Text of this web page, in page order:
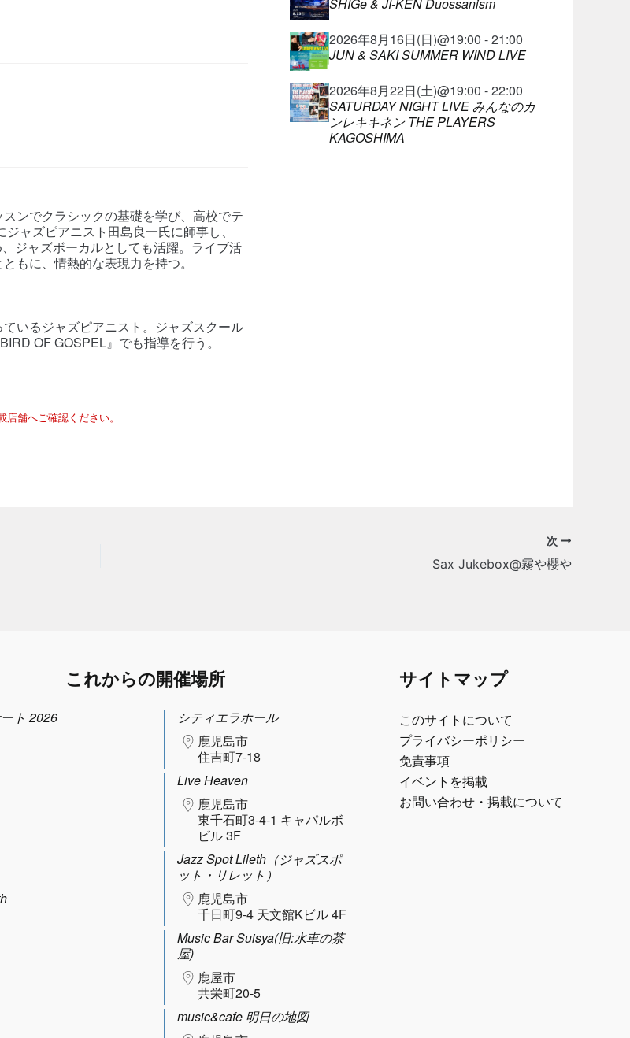
ンでクラシックの基礎を学び、高校でテ
ャズピアニスト田島良一氏に師事し、
ジャズボーカルとしても活躍。ライブ活
もに、情熱的な表現力を持つ。
いるジャズピアニスト。ジャズスクール
OF GOSPEL』でも指導を行う。
舗へご確認ください。
2026年8月16日(日)@19:00 - 21:00
JUN & SAKI SUMMER WIND LIVE
2026年8月22日(土)@19:00 - 22:00
SATURDAY NIGHT LIVE みんなのカ
ンレキキネン THE PLAYERS
KAGOSHIMA
次
Sax Jukebox@霧や櫻や
ト 2026
これからの開催場所
シティエラホール
鹿児島市
住吉町7-18
Live Heaven
鹿児島市
東千石町3-4-1 キャパルボ
ビル 3F
Jazz Spot Lileth（ジャズスポ
ット・リレット）
鹿児島市
千日町9-4 天文館Kビル 4F
Music Bar Suisya(旧:水車の茶
屋)
鹿屋市
共栄町20-5
music&cafe 明日の地図
サイトマップ
このサイトについて
プライバシーポリシー
免責事項
イベントを掲載
お問い合わせ・掲載について